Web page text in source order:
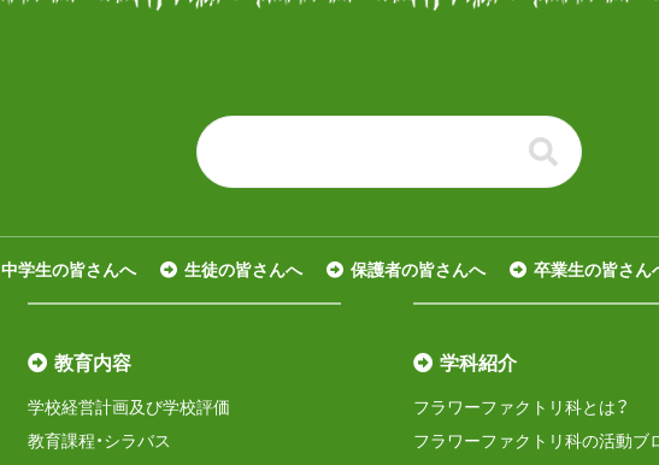
中学生の皆さんへ 生徒の皆さんへ 保護者の皆さんへ 卒業生の皆さん
教育内容
学校経営計画及び学校評価
教育課程・シラバス
学科紹介
フラワーファクトリ科とは？
フラワーファクトリ科の活動ブ